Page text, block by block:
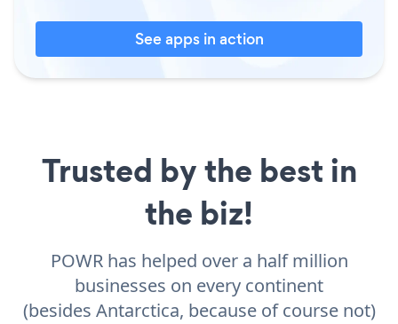
See apps in action
Trusted by the best in
the biz!
POWR has helped over a half million
businesses on every continent
(besides Antarctica, because of course not)